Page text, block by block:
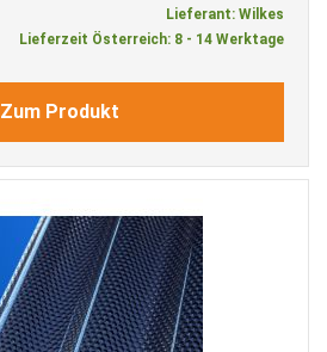
Lieferant: Wilkes
Lieferzeit Österreich: 8 - 14 Werktage
Zum Produkt